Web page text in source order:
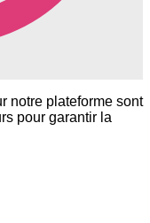
notre plateforme sont
pour garantir la